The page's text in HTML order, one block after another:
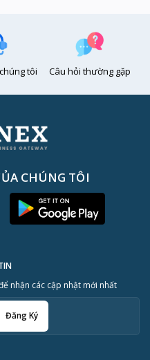
tôi Câu hỏi thường gặp
CHÚNG TÔI
nhận các cập nhật mới nhất
Đăng Ký